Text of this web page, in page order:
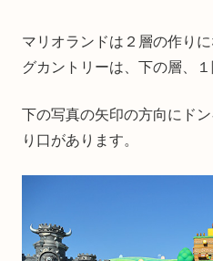
マリオランドは２層の作り
グカントリーは、下の層、
下の写真の矢印の方向にド
り口があります。